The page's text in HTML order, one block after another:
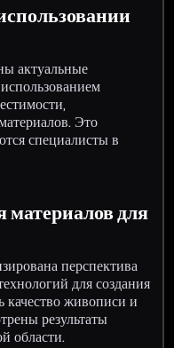
актуальные
Это
специалисты в
для
перспектива
для создания
качество живописи и
результаты
области.